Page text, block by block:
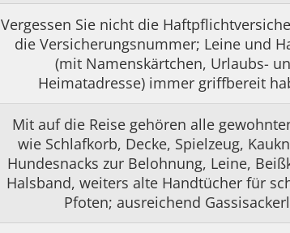
Vergessen Sie nicht die
die Versicherungsnummer; Leine und
(mit Namenskärtchen, Urlaubs-
Heimatadresse) immer griffbereit
Mit auf die Reise gehören alle
wie Schlafkorb, Decke, Spielzeug,
Hundesnacks zur Belohnung, Leine,
Halsband, weiters alte Handtücher für
Pfoten; ausreichend Gassisackerl